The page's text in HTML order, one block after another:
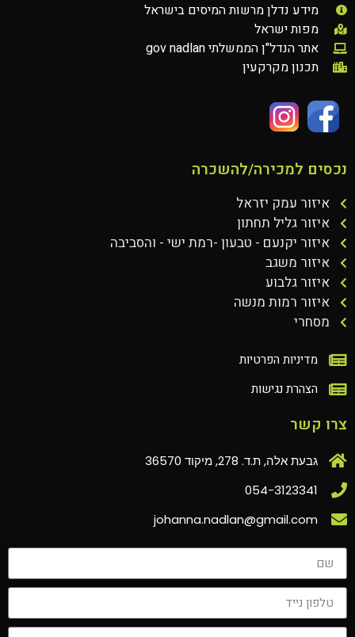
מידע נדלן מרשות המיסים בישראל
מפות ישראל
אתר הנדל"ן הממשלתי gov nadlan
תכנון מקרקעין
נכסים למכירה/להשכרה
איזור עמק יזראל
איזור גליל תחתון
איזור יקנעם - טבעון -רמת ישי - והסביבה
איזור משגב
איזור גלבוע
איזור רמות מנשה
מסחרי
מדיניות הפרטיות
הצהרת נגישות
צרו קשר
גבעת אלה, ת.ד. 278, מיקוד 36570
054-3123341
johanna.nadlan@gmail.com‏